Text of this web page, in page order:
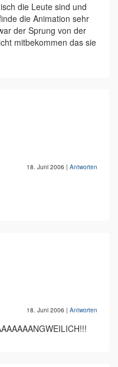
die Leute sind und
die Animation sehr
der Sprung von der
mitbekommen das sie
18. Juni 2006 | Antworten
18. Juni 2006 | Antworten